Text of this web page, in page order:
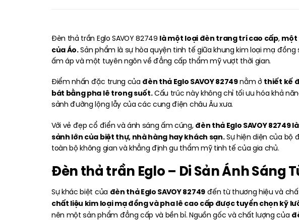
Đèn thả trần Eglo SAVOY 82749 là một loại đèn trang trí cao cấp,một
của Áo.Sản phẩm là sự hòa quyện tinh tế giữa khung kim loại mạ
ấm áp và một tuyên ngôn về đẳng cấp thẩm mỹ vượt thời gian.
Điểm nhấn đặc trưng của đèn thả Eglo SAVOY 82749nằm ở thiết kế
bát bằng pha lê trong suốt.Cấu trúc này không chỉ tối ưu hóa khả
sảnh đường lộng lẫy của các cung điện châu Âu xưa.
Với vẻ đẹp cổ điển và ánh sáng ấm cúng,đèn thả Eglo SAVOY
sảnh lớn của biệt thự, nhà hàng hay khách sạn.Sự hiện diện của bộ
toàn bộ không gian và khẳng định gu thẩm mỹ tinh tế của gia chủ.
Đèn thả trần Eglo – Di Sản Ánh Sáng
Sự khác biệt của đèn thả Eglo SAVOY 82749đến từ thương hiệu và
chất liệu kim loại mạ đồng và pha lê cao cấp được tuyển chọn kỹ
nên một sản phẩm đẳng cấp và bền bỉ. Nguồn gốc và chất lượng của